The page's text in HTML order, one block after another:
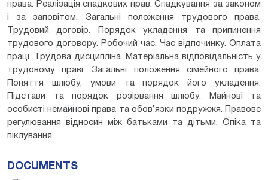
права. Реалізація спадкових прав. Спадкування за законом
і за заповітом. Загальні положення трудового права.
Трудовий договір. Порядок укладення та припинення
трудового договору. Робочий час. Час відпочинку. Оплата
праці. Трудова дисципліна. Матеріальна відповідальність у
трудовому праві. Загальні положення сімейного права.
Поняття шлюбу, умови та порядок його укладення.
Підстави та порядок розірвання шлюбу. Майнові та
особисті немайнові права та обов’язки подружжя. Правове
регулювання відносин між батьками та дітьми. Опіка та
піклування.
DOCUMENTS